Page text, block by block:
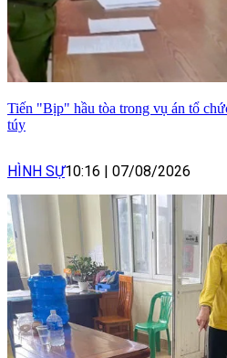
Tiến "Bịp" hầu tòa trong vụ án tổ
túy
HÌNH SỰ10:16 07/08/2026